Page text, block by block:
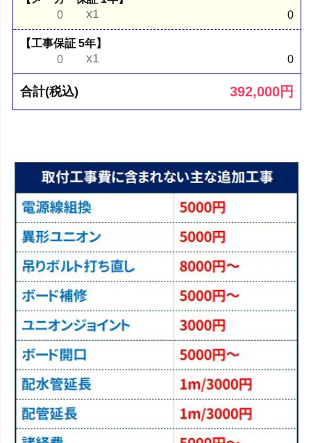
0
x1 0
【工事保証 5年】
0
x1 0
合計(税込) 392,000円